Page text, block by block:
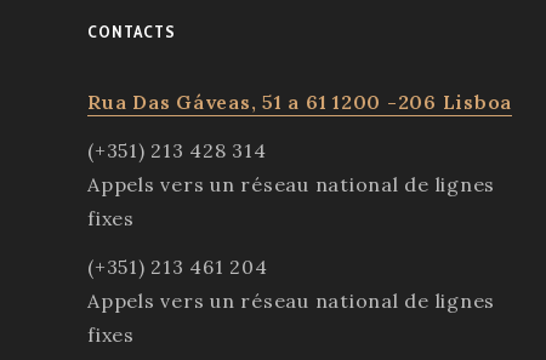
CONTACTS
Rua Das Gáveas, 51 a 61 1200 -206 Lisboa
(+351) 213 428 314
Appels vers un réseau national de lignes
fixes
(+351) 213 461 204
Appels vers un réseau national de lignes
fixes